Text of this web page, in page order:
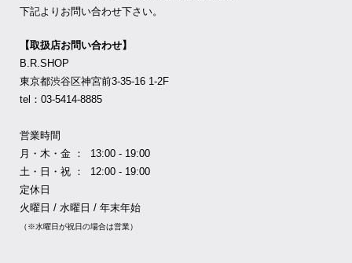
下記よりお問い合わせ下さい。
【取扱店お問い合わせ】
B.R.SHOP
東京都渋谷区神宮前3-35-16 1-2F
tel：03-5414-8885
営業時間
月・木・金 ： 13:00 - 19:00
土・日・祝 ： 12:00 - 19:00
定休日
火曜日 / 水曜日 / 年末年始
（※水曜日が祝日の場合は営業）